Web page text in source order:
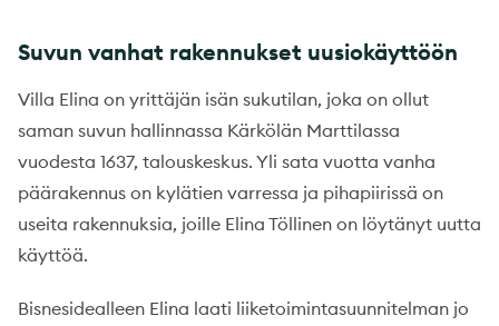
Suvun vanhat rakennukset uusiokäyttöön
Villa Elina on yrittäjän isän sukutilan, joka on ollut
saman suvun hallinnassa Kärkölän Marttilassa
vuodesta 1637, talouskeskus. Yli sata vuotta vanha
päärakennus on kylätien varressa ja pihapiirissä on
useita rakennuksia, joille Elina Töllinen on löytänyt uutta
käyttöä.
Bisnesidealleen Elina laati liiketoimintasuunnitelman jo